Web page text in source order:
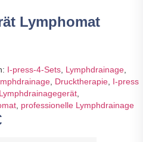
Lymphomat
I-press-4-Sets Lymphdrainage
Drucktherapie I-press
Lymphdrainagegerät
professionelle Lymphdrainage